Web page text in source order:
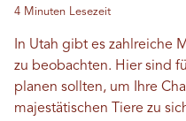
4 Minuten Lesezeit
In Utah gibt es zahlreiche
zu beobachten. Hier sind
planen sollten, um Ihre
majestätischen Tiere zu